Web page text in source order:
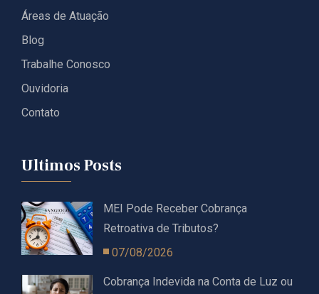
Áreas de Atuação
Blog
Trabalhe Conosco
Ouvidoria
Contato
Ultimos Posts
MEI Pode Receber Cobrança
Retroativa de Tributos?
07/08/2026
Cobrança Indevida na Conta de Luz ou